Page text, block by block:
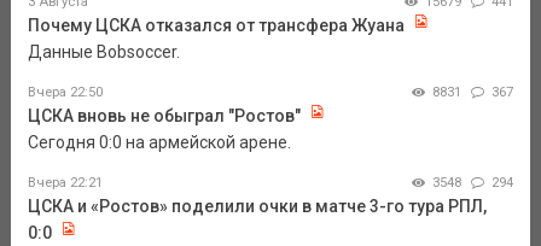
Почему ЦСКА отказался от трансфера Жуана
Данные Bobsoccer.
Вчера 22:50 8831 367
ЦСКА вновь не обыграл "Ростов"
Сегодня 0:0 на армейской арене.
Вчера 22:21 3548 294
ЦСКА и «Ростов» поделили очки в матче 3-го тура РПЛ,
0:0